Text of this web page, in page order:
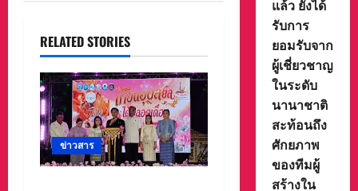
RELATED STORIES
ข่าวสาร
แล้ว ยังได้
รับการ
ยอมรับจาก
ผู้เชี่ยวชาญ
ในระดับ
นานาชาติ
สะท้อนถึง
ศักยภาพ
ของทีมผู้
สร้างใน